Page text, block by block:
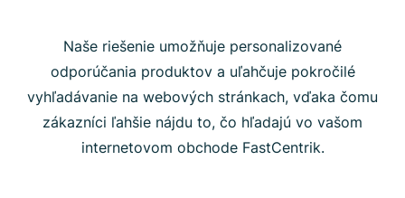
Naše riešenie umožňuje personalizované
odporúčania produktov a uľahčuje pokročilé
vyhľadávanie na webových stránkach, vďaka čomu
zákazníci ľahšie nájdu to, čo hľadajú vo vašom
internetovom obchode FastCentrik.